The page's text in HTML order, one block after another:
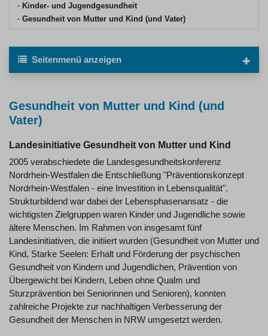
Kinder- und Jugendgesundheit
Gesundheit von Mutter und Kind (und Vater)
Seitenmenü anzeigen
Gesundheit von Mutter und Kind (und
Vater)
Landesinitiative Gesundheit von Mutter und Kind
2005 verabschiedete die Landesgesundheitskonferenz
Nordrhein-Westfalen die Entschließung "Präventionskonzept
Nordrhein-Westfalen - eine Investition in Lebensqualität".
Strukturbildend war dabei der Lebensphasenansatz - die
wichtigsten Zielgruppen waren Kinder und Jugendliche sowie
ältere Menschen. Im Rahmen von insgesamt fünf
Landesinitiativen, die initiiert wurden (Gesundheit von Mutter und
Kind, Starke Seelen: Erhalt und Förderung der psychischen
Gesundheit von Kindern und Jugendlichen, Prävention von
Übergewicht bei Kindern, Leben ohne Qualm und
Sturzprävention bei Seniorinnen und Senioren), konnten
zahlreiche Projekte zur nachhaltigen Verbesserung der
Gesundheit der Menschen in NRW umgesetzt werden.